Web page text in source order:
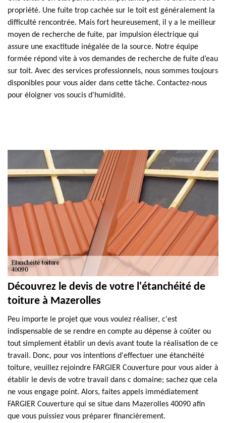
propriété. Une fuite trop cachée sur le toit est généralement la
difficulté rencontrée. Mais fort heureusement, il y a le meilleur
moyen de recherche de fuite, par impulsion électrique qui
assure une exactitude inégalée de la source. Notre équipe
formée répond vite à vos demandes de recherche de fuite d’eau
sur toit. Avec des services professionnels, nous sommes toujours
disponibles pour vous aider dans cette tâche. Contactez-nous
pour éloigner vos soucis d'humidité.
Découvrez le devis de votre l'étanchéité de
toiture à Mazerolles
Peu importe le projet que vous voulez réaliser, c'est
indispensable de se rendre en compte au dépense à coûter ou
tout simplement établir un devis avant toute la réalisation de ce
travail. Donc, pour vos intentions d'effectuer une étanchéité
toiture, veuillez rejoindre FARGIER Couverture pour vous aider à
établir le devis de votre travail dans c domaine; sachez que cela
ne vous engage point. Alors, faites appels immédiatement
FARGIER Couverture qui se situe dans Mazerolles 40090 afin
que vous puissiez vous préparer financièrement.